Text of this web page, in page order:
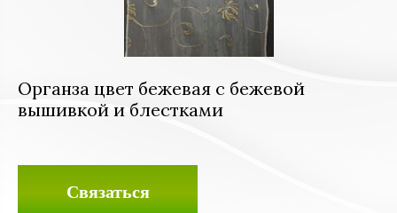
Органза цвет бежевая с бежевой
вышивкой и блестками
Связаться